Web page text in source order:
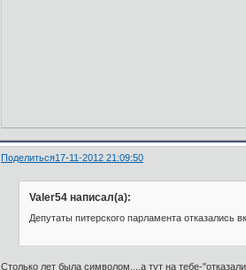
Поделиться17-11-2012 21:09:50
Valer54 написал(а):
Депутаты питерского парламента отказались
Столько лет была символом...,а тут на тебе-